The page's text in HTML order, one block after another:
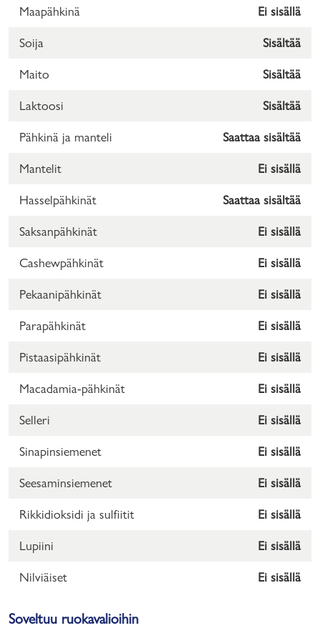
Maapähkinä Ei sisällä
Soija Sisältää
Maito Sisältää
Laktoosi Sisältää
Pähkinä ja manteli Saattaa sisältää
Mantelit Ei sisällä
Hasselpähkinät Saattaa sisältää
Saksanpähkinät Ei sisällä
Cashewpähkinät Ei sisällä
Pekaanipähkinät Ei sisällä
Parapähkinät Ei sisällä
Pistaasipähkinät Ei sisällä
Macadamia-pähkinät Ei sisällä
Selleri Ei sisällä
Sinapinsiemenet Ei sisällä
Seesaminsiemenet Ei sisällä
Rikkidioksidi ja sulfiitit Ei sisällä
Lupiini Ei sisällä
Nilviäiset Ei sisällä
Soveltuu ruokavalioihin